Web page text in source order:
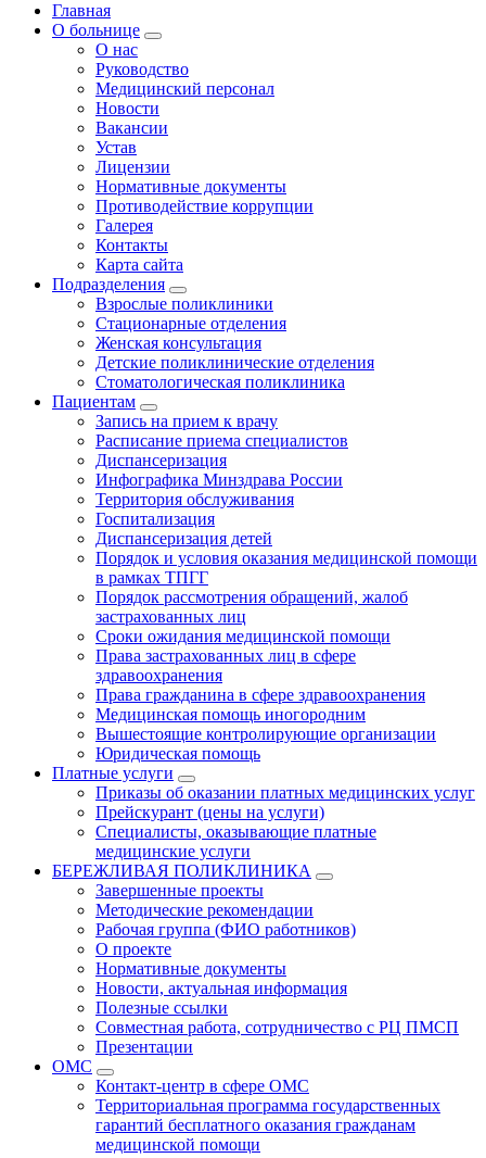
Главная
О больнице
О нас
Руководство
Медицинский персонал
Новости
Вакансии
Устав
Лицензии
Нормативные документы
Противодействие коррупции
Галерея
Контакты
Карта сайта
Подразделения
Взрослые поликлиники
Стационарные отделения
Женская консультация
Детские поликлинические отделения
Стоматологическая поликлиника
Пациентам
Запись на прием к врачу
Расписание приема специалистов
Диспансеризация
Инфографика Минздрава России
Территория обслуживания
Госпитализация
Диспансеризация детей
Порядок и условия оказания медицинской помощи
в рамках ТПГГ
Порядок рассмотрения обращений, жалоб
застрахованных лиц
Сроки ожидания медицинской помощи
Права застрахованных лиц в сфере
здравоохранения
Права гражданина в сфере здравоохранения
Медицинская помощь иногородним
Вышестоящие контролирующие организации
Юридическая помощь
Платные услуги
Приказы об оказании платных медицинских услуг
Прейскурант (цены на услуги)
Специалисты, оказывающие платные
медицинские услуги
БЕРЕЖЛИВАЯ ПОЛИКЛИНИКА
Завершенные проекты
Методические рекомендации
Рабочая группа (ФИО работников)
О проекте
Нормативные документы
Новости, актуальная информация
Полезные ссылки
Совместная работа, сотрудничество с РЦ ПМСП
Презентации
ОМС
Контакт-центр в сфере ОМС
Территориальная программа государственных
гарантий бесплатного оказания гражданам
медицинской помощи